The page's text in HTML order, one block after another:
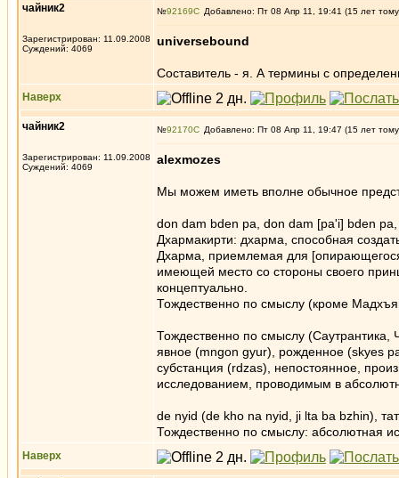
чайник2
Зарегистрирован: 11.09.2008
Суждений: 4069
№92169 Добавлено: Пт 08 Апр 11, 19:41 (15 лет
universebound
Составитель - я. А термины с
Наверх
чайник2
Зарегистрирован: 11.09.2008
Суждений: 4069
№92170 Добавлено: Пт 08 Апр 11, 19:47 (15 лет
alexmozes
Мы можем иметь вполне обычное
don dam bden pa, don dam [pa'i] bden
Дхармакирти: дхарма, способная
Дхарма, приемлемая для
имеющей место со стороны своего
концептуально.
Тождественно по смыслу (кроме
Тождественно по смыслу (Саутрантика,
явное (mngon gyur), рожденное (skyes
субстанция (rdzas), непостоянное,
исследованием, проводимым в
de nyid (de kho na nyid, ji lta ba bzhin),
Тождественно по смыслу: абсолютная
Наверх